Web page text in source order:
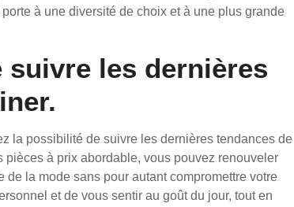
à une diversité de choix et à une plus grande
les dernières
la possibilité de suivre les dernières tendances de
pièces à prix abordable, vous pouvez renouveler
la mode sans pour autant compromettre votre
et de vous sentir au goût du jour, tout en